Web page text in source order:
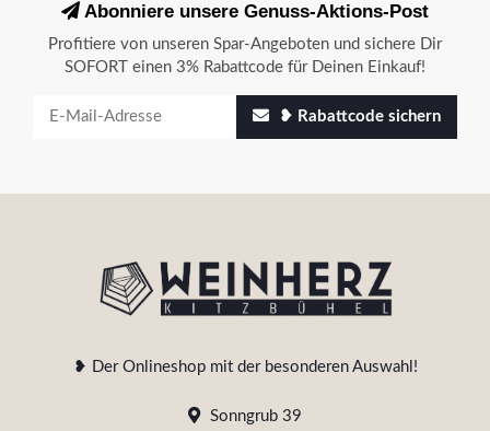
Abonniere unsere Genuss-Aktions-Post
Profitiere von unseren Spar-Angeboten und sichere Dir
SOFORT einen 3% Rabattcode für Deinen Einkauf!
❥ Rabattcode sichern
❥ Der Onlineshop mit der besonderen Auswahl!
Sonngrub 39